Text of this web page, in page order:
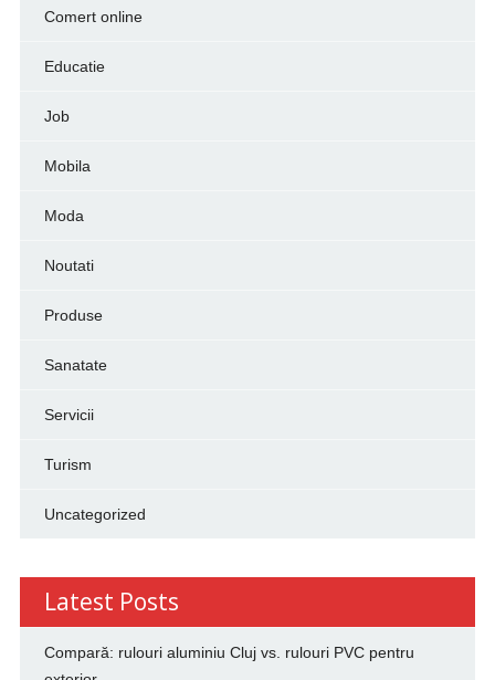
Comert online
Educatie
Job
Mobila
Moda
Noutati
Produse
Sanatate
Servicii
Turism
Uncategorized
Latest Posts
Compară: rulouri aluminiu Cluj vs. rulouri PVC pentru